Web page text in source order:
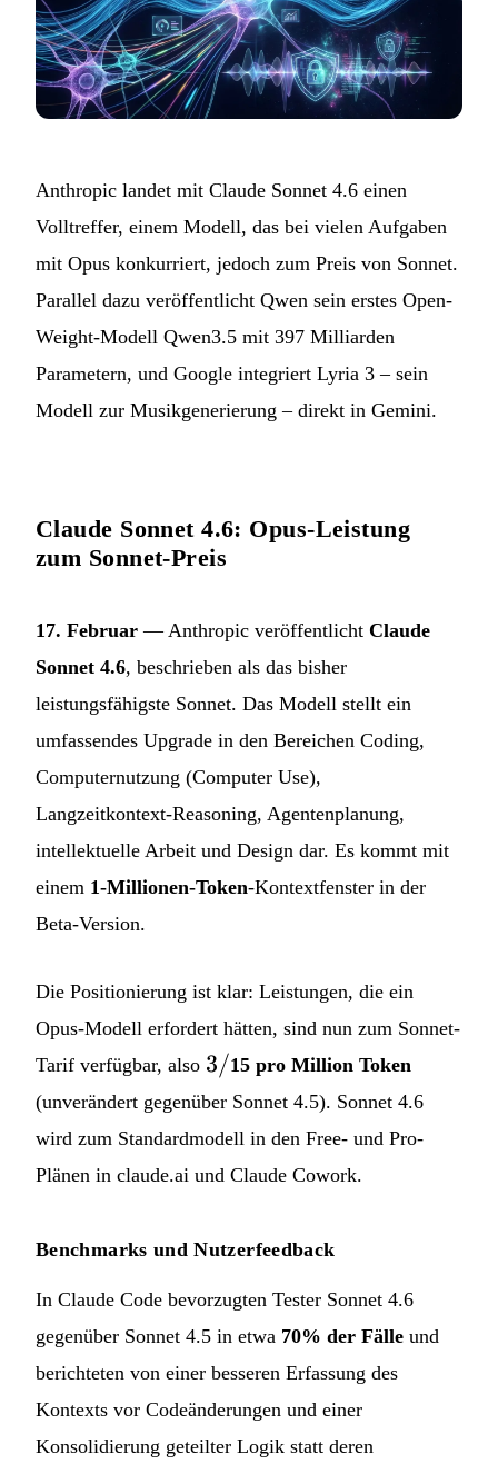
Anthropic landet mit Claude Sonnet 4.6 einen
Volltreffer, einem Modell, das bei vielen Aufgaben
mit Opus konkurriert, jedoch zum Preis von Sonnet.
Parallel dazu veröffentlicht Qwen sein erstes Open-
Weight-Modell Qwen3.5 mit 397 Milliarden
Parametern, und Google integriert Lyria 3 – sein
Modell zur Musikgenerierung – direkt in Gemini.
Claude Sonnet 4.6: Opus-Leistung
zum Sonnet-Preis
17. Februar — Anthropic veröffentlicht Claude
Sonnet 4.6, beschrieben als das bisher
leistungsfähigste Sonnet. Das Modell stellt ein
umfassendes Upgrade in den Bereichen Coding,
Computernutzung (Computer Use),
Langzeitkontext-Reasoning, Agentenplanung,
intellektuelle Arbeit und Design dar. Es kommt mit
einem 1-Millionen-Token-Kontextfenster in der
Beta-Version.
Die Positionierung ist klar: Leistungen, die ein
Opus-Modell erfordert hätten, sind nun zum Sonnet-
Tarif verfügbar, also 3
3/15 pro Million Token
(unverändert gegenüber Sonnet 4.5). Sonnet 4.6
wird zum Standardmodell in den Free- und Pro-
Plänen in claude.ai und Claude Cowork.
Benchmarks und Nutzerfeedback
In Claude Code bevorzugten Tester Sonnet 4.6
gegenüber Sonnet 4.5 in etwa 70% der Fälle und
berichteten von einer besseren Erfassung des
Kontexts vor Codeänderungen und einer
Konsolidierung geteilter Logik statt deren